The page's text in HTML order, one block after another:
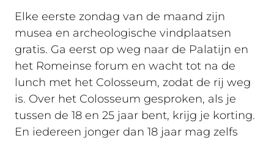
Elke eerste zondag van de maand zijn
musea en archeologische vindplaatsen
gratis. Ga eerst op weg naar de Palatijn en
het Romeinse forum en wacht tot na de
lunch met het Colosseum, zodat de rij weg
is. Over het Colosseum gesproken, als je
tussen de 18 en 25 jaar bent, krijg je korting.
En iedereen jonger dan 18 jaar mag zelfs